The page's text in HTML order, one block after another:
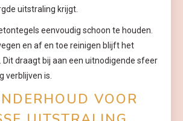
uitstraling krijgt.
eenvoudig schoon te houden.
en af en toe reinigen blijft het
Dit draagt bij aan een uitnodigende sfeer
verblijven is.
VOOR